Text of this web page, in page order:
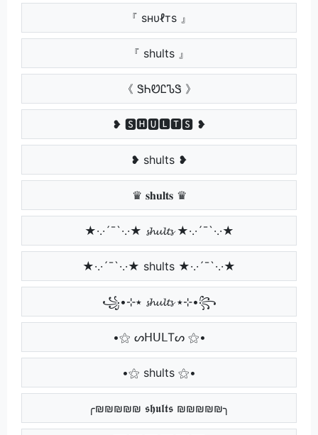
『 ѕнυℓтѕ 』
『 shults 』
《 ᏕᏂᏬᏝᏖᏕ 》
❥ 🆂🅷🆄🅻🆃🆂 ❥
❥ shults ❥
♛ 𝐬𝐡𝐮𝐥𝐭𝐬 ♛
★·.·´¯`·.·★ 𝓼𝓱𝓾𝓵𝓽𝓼 ★·.·´¯`·.·★
★·.·´¯`·.·★ shults ★·.·´¯`·.·★
꧁•⊹٭ 𝓼𝓱𝓾𝓵𝓽𝓼 ٭⊹•꧂
•⚝ ᔕᕼᑌᒪTᔕ ⚝•
•⚝ shults ⚝•
╭₪₪₪₪₪ 𝖘𝖍𝖚𝖑𝖙𝖘 ₪₪₪₪₪╮